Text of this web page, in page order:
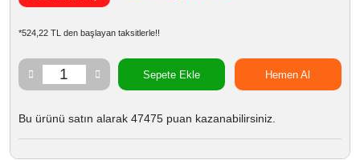
*524,22 TL den başlayan taksitlerle!!
Sepete Ekle Hemen Al
Bu ürünü satın alarak 47475 puan kazanabilirsiniz.